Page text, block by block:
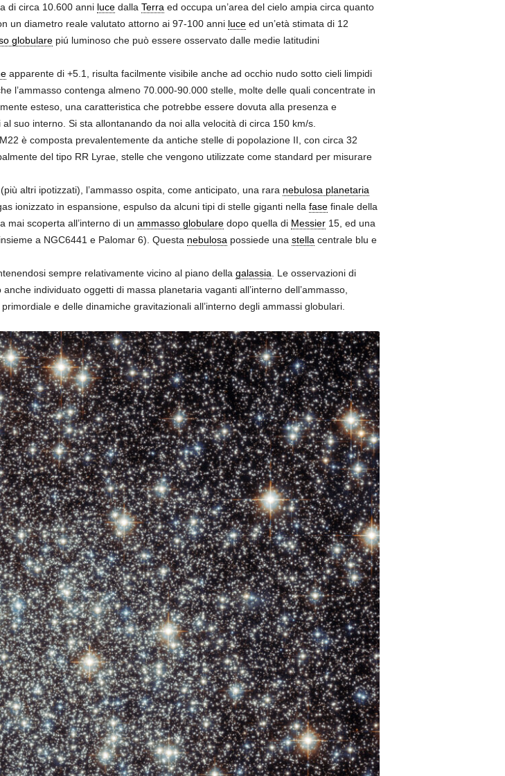
di circa 10.600 anni lucedalla Terra ed occupa un’area del cielo ampia circa quanto
un diametro reale valutato attorno ai 97-100 anni luceed un’età stimata di 12
globularepiú luminoso che può essere osservato dalle medie latitudini
apparente di +5.1, risulta facilmente visibile anche ad occhio nudo sotto cieli limpidi
l’ammasso contenga almeno 70.000-90.000 stelle, molte delle quali concentrate in
esteso, una caratteristica che potrebbe essere dovuta alla presenza e
al suo interno. Si sta allontanando da noi alla velocità di circa 150 km/s.
è composta prevalentemente da antiche stelle di popolazione II, con circa 32
del tipo RR Lyrae, stelle che vengono utilizzate come standard per misurare
altri ipotizzati), l’ammasso ospita, come anticipato, una rara nebulosa planetaria
ionizzato in espansione, espulso da alcuni tipi di stelle giganti nella fasefinale della
mai scoperta all’interno di un ammasso globularedopo quella di Messier15, ed una
a NGC6441 e Palomar 6). Questa nebulosa possiede una stella centrale blu e
sempre relativamente vicino al piano della galassia . Le osservazioni di
individuato oggetti di massa planetaria vaganti all’interno dell’ammasso,
e delle dinamiche gravitazionali all’interno degli ammassi globulari.